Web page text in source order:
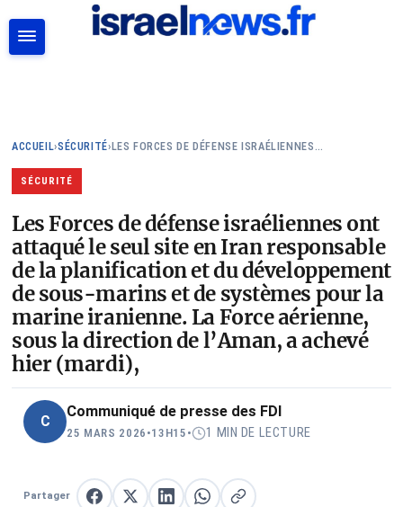
ACCUEIL›SÉCURITÉ› LES FORCES DE DÉFENSE ISRAÉLIENNES…
SÉCURITÉ
Les Forces de défense israéliennes ont
attaqué le seul site en Iran responsable
de la planification et du développement
de sous-marins et de systèmes pour la
marine iranienne. La Force aérienne,
sous la direction de l’Aman, a achevé
hier (mardi),
C
Communiqué de presse des FDI
25 MARS 2026 •13H15 • 1 MIN DE LECTURE
Partager Partager sur Facebook
Partager sur XPartager sur LinkedIn
Partager sur WhatsApp
Copier le lien